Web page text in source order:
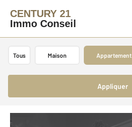
CENTURY 21
Immo Conseil
Tous Maison Appartement
Appliquer